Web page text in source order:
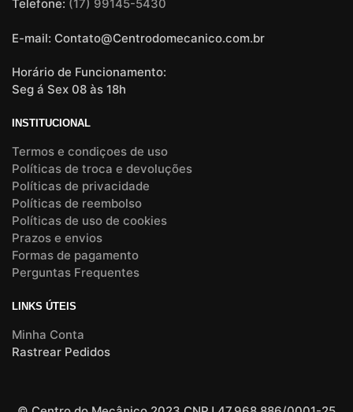
Telefone: (17) 99145-5430
E-mail: Contato@Centrodomecanico.com.br
Horário de Funcionamento:
Seg á Sex 08 às 18h
INSTITUCIONAL
Termos e condiçoes de uso
Políticas de troca e devoluções
Políticas de privacidade
Políticas de reembolso
Políticas de uso de cookies
Prazos e envios
Formas de pagamento
Perguntas Frequentes
LINKS ÚTEIS
Minha Conta
Rastrear Pedidos